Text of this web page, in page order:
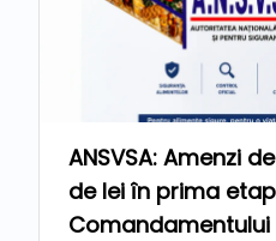
ANSVSA: Amenzi
de lei în prima
Comandamentului